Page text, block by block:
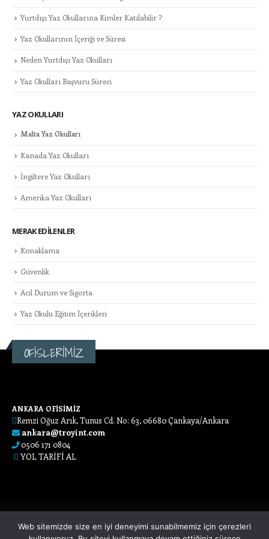
Yurtdışı Yaz Okullarına Kimler Katılabilir ?
Yaz Okullarının İçeriği ve Süresi
Neden Yurtdışı Yaz Okulları
Yaz Okulları Başvuru Süreci
YAZ OKULLARI
Malta Yaz Okulları
Kanada Yaz Okulları
İngiltere Yaz Okulları
Amerika Yaz Okulları
MERAK EDILENLER
Konaklama
Güvenlik
Acil Durum ve Sigorta
Yaz Okulu Eğitim İçerikleri
OFİSLERİMİZ
ANKARA OFİSİMİZ
Remzi Oğuz Arık, Tunus Cd. No: 63, 06680 Çankaya/Ankara
ankara@troyint.com
0506 171 0804
YOL TARİFİ AL
Web sitemizde size en iyi deneyimi sunabilmemiz için çerezleri